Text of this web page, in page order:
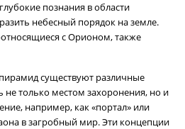
познания в области
небесный порядок на земле.
с Орионом, также
существуют различные
только местом захоронения, но и
например, как «портал» или
в загробный мир. Эти концепции